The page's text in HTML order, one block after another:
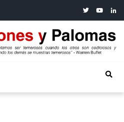
twitteryoutube
y Palomas